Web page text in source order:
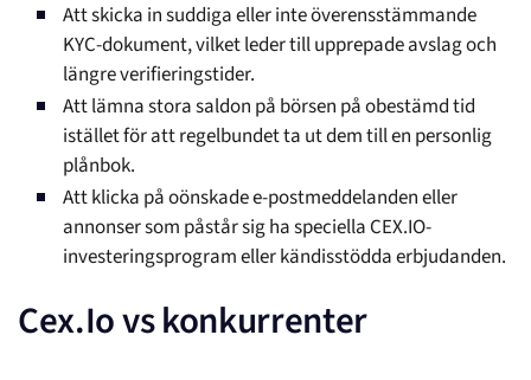
Att skicka in suddiga eller inte överensstämmande
KYC-dokument, vilket leder till upprepade avslag och
längre verifieringstider.
Att lämna stora saldon på börsen på obestämd tid
istället för att regelbundet ta ut dem till en personlig
plånbok.
Att klicka på oönskade e-postmeddelanden eller
annonser som påstår sig ha speciella CEX.IO-
investeringsprogram eller kändisstödda erbjudanden.
Cex.Io vs konkurrenter